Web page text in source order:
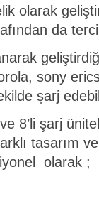
olarak
da
sony
şarj
8’li şarj
tasarım
olarak ;